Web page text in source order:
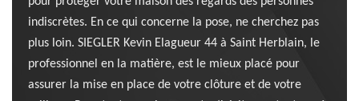
indiscrètes. En ce qui concerne la pose, ne cherchez pas
plus loin. SIEGLER Kevin Elagueur 44 à Saint Herblain, le
professionnel en la matière, est le mieux placé pour
assurer la mise en place de votre clôture et de votre